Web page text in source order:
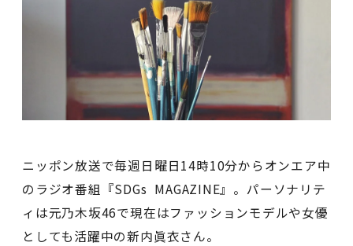
ニッポン放送で毎週日曜日14時10分からオンエア中
のラジオ番組『SDGs MAGAZINE』。パーソナリテ
ィは元乃木坂46で現在はファッションモデルや女優
としても活躍中の新内眞衣さん。